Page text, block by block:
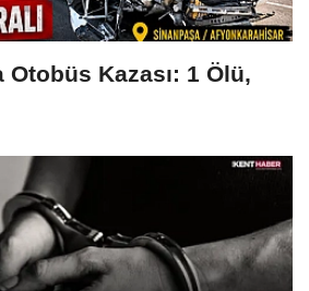
Otobüs Kazası: 1 Ölü,